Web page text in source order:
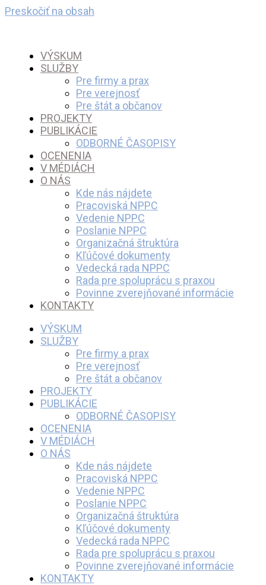
Preskočiť na obsah
VÝSKUM
SLUŽBY
Pre firmy a prax
Pre verejnosť
Pre štát a občanov
PROJEKTY
PUBLIKÁCIE
ODBORNÉ ČASOPISY
OCENENIA
V MÉDIÁCH
O NÁS
Kde nás nájdete
Pracoviská NPPC
Vedenie NPPC
Poslanie NPPC
Organizačná štruktúra
Kľúčové dokumenty
Vedecká rada NPPC
Rada pre spoluprácu s praxou
Povinne zverejňované informácie
KONTAKTY
VÝSKUM
SLUŽBY
Pre firmy a prax
Pre verejnosť
Pre štát a občanov
PROJEKTY
PUBLIKÁCIE
ODBORNÉ ČASOPISY
OCENENIA
V MÉDIÁCH
O NÁS
Kde nás nájdete
Pracoviská NPPC
Vedenie NPPC
Poslanie NPPC
Organizačná štruktúra
Kľúčové dokumenty
Vedecká rada NPPC
Rada pre spoluprácu s praxou
Povinne zverejňované informácie
KONTAKTY